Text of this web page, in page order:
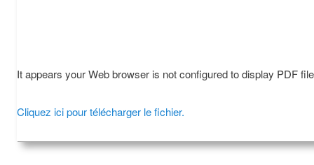
It appears your Web browser is not configured to display PDF
Cliquez ici pour télécharger le fichier.